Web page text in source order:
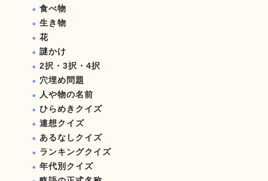
食べ物
生き物
花
謎かけ
2択・3択・4択
穴埋め問題
人や物の名前
ひらめきクイズ
連想クイズ
あるなしクイズ
ランキングクイズ
年代別クイズ